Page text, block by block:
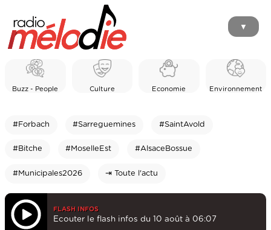
▼
Buzz - People Culture Economie Environnement
#Forbach #Sarreguemines #SaintAvold
#Bitche #MoselleEst #AlsaceBossue
#Municipales2026 ⇥ Toute l'actu
FLASH INFOS
Ecouter le flash infos du 10 août à 06:07